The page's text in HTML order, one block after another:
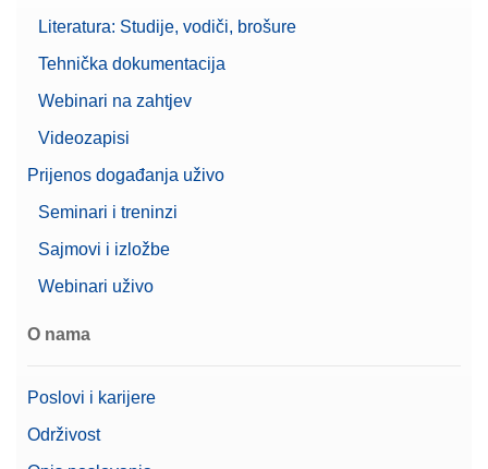
Literatura: Studije, vodiči, brošure
Tehnička dokumentacija
Webinari na zahtjev
Videozapisi
Prijenos događanja uživo
Seminari i treninzi
Sajmovi i izložbe
Webinari uživo
O nama
Poslovi i karijere
Održivost